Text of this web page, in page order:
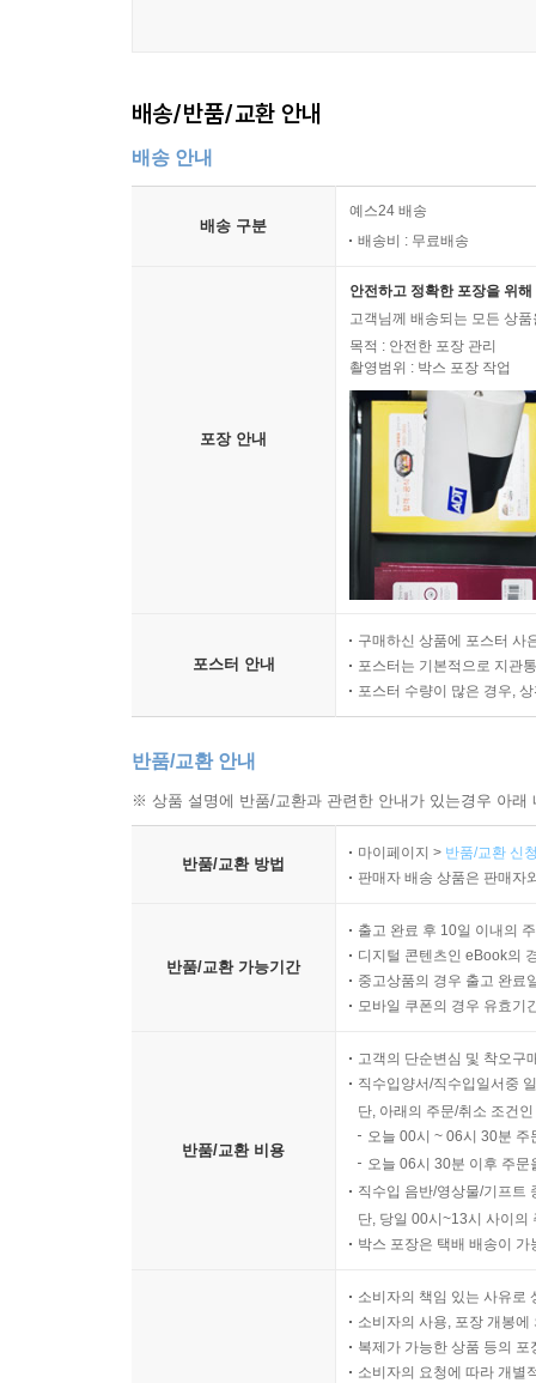
배송/반품/교환 안내
배송 안내
배송 구분
예스24 배송
배송비 : 무료배송
포장 안내
안전하고 정확한 포장을 위
고객님께 배송되는 모든 상
목적 : 안전한 포장 관리
촬영범위 : 박스 포장 작업
포스터 안내
구매하신 상품에 포스터 사
포스터는 기본적으로 지관
포스터 수량이 많은 경우,
반품/교환 안내
※ 상품 설명에 반품/교환과 관련한 안내가 있는경우 아
반품/교환 방법
마이페이지 > 반품/교환 신
판매자 배송 상품은 판매자
반품/교환 가능기간
출고 완료 후 10일 이내의
디지털 콘텐츠인 eBook의
중고상품의 경우 출고 완료
모바일 쿠폰의 경우 유효기
반품/교환 비용
고객의 단순변심 및 착오구
직수입양서/직수입일서중
단, 아래의 주문/취소 조건
오늘 00시 ~ 06시 30분
오늘 06시 30분 이후 주
직수입 음반/영상물/기프트
단, 당일 00시~13시 사이의
박스 포장은 택배 배송이
소비자의 책임 있는 사유로
소비자의 사용, 포장 개봉
복제가 가능한 상품 등의
소비자의 요청에 따라 개별